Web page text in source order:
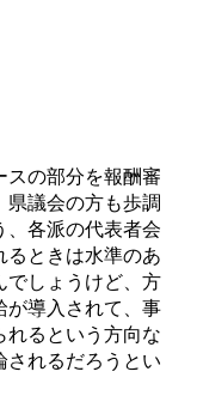
の部分を報酬審
議会の方も歩調
、各派の代表者会
ときは水準のあ
でしょうけど、方
が導入されて、事
るという方向な
れるだろうとい